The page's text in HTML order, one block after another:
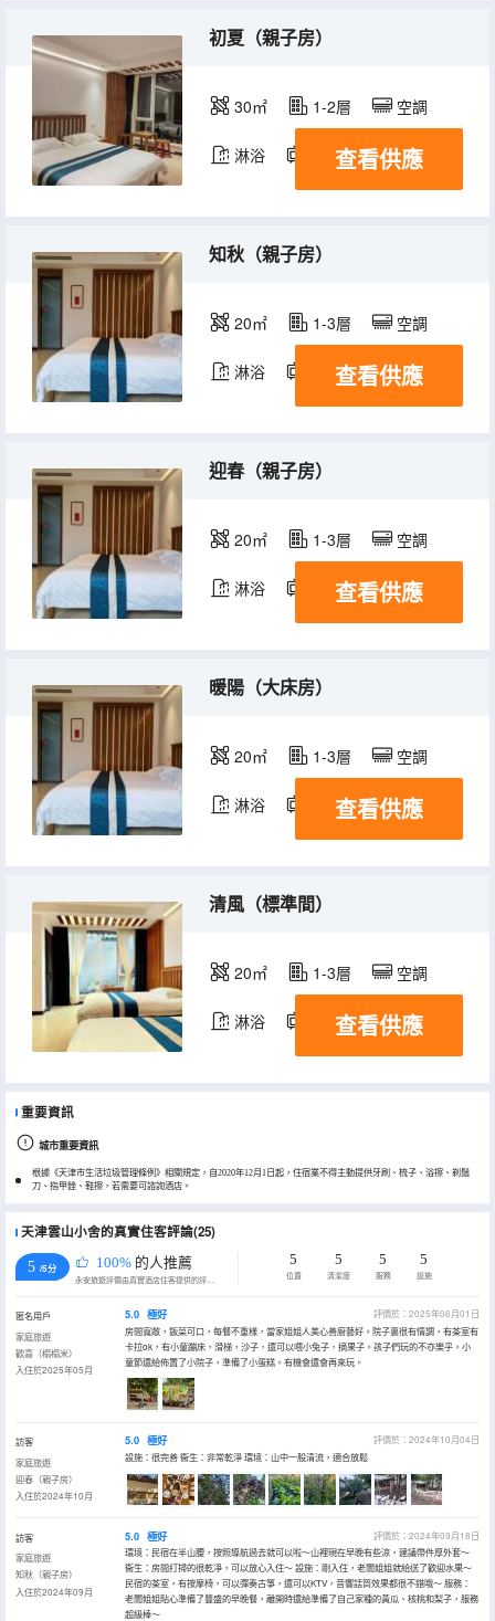
初夏（親子房）
30㎡ 1-2層 空調
淋浴 電視機
查看供應
知秋（親子房）
20㎡ 1-3層 空調
淋浴 電視機
查看供應
迎春（親子房）
20㎡ 1-3層 空調
淋浴 電視機
查看供應
暖陽（大床房）
20㎡ 1-3層 空調
淋浴 電視機
查看供應
清風（標準間）
20㎡ 1-3層 空調
淋浴 電視機
查看供應
重要資訊
城市重要資訊
根據《天津市生活垃圾管理條例》相關規定，自2020年12月1日起，住宿業不得主動提供牙刷、梳子、浴擦、剃鬚
刀、指甲銼、鞋擦，若需要可諮詢酒店。
天津雲山小舍的真實住客評論(25)
5 /5分 100% 的人推薦
永安旅遊評價由真實酒店住客提供的評價。
5
位置
5
清潔度
5
服務
5
設施
匿名用戶
家庭旅遊
歡喜（榻榻米）
入住於2025年05月
5.0 極好
評價於：2025年06月01日
房間寬敞，飯菜可口，每餐不重樣，當家姐姐人美心善廚藝好。院子裏很有情調，有茶室有
卡拉ok，有小童蹦床，滑梯，沙子，還可以喂小兔子，摘果子。孩子們玩的不亦樂乎。小
童節還給佈置了小院子，準備了小蛋糕。有機會還會再來玩。
訪客
家庭旅遊
迎春（親子房）
入住於2024年10月
5.0 極好
評價於：2024年10月04日
設施：很完善 衞生：非常乾淨 環境：山中一股清流，適合放鬆
訪客
家庭旅遊
知秋（親子房）
入住於2024年09月
5.0 極好
評價於：2024年09月18日
環境：民宿在半山腰，按照導航過去就可以啦～山裡現在早晚有些涼，建議帶件厚外套～
衞生：房間打掃的很乾凈，可以放心入住～ 設施：剛入住，老闆姐姐就給送了歡迎水果～
民宿的茶室，有按摩椅，可以彈奏古箏，還可以KTV，音響話筒效果都很不錯哦～ 服務：
老闆姐姐貼心準備了豐盛的早晚餐，離開時還給準備了自己家種的黃瓜、核桃和梨子，服務
超級棒～